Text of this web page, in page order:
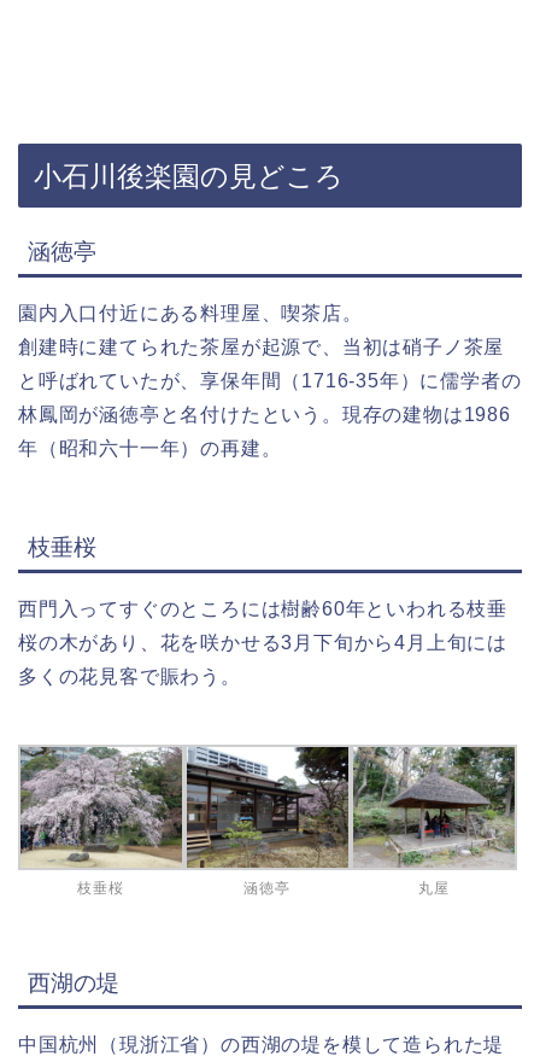
小石川後楽園の見どころ
涵徳亭
園内入口付近にある料理屋、喫茶店。
創建時に建てられた茶屋が起源で、当初は硝子ノ茶屋
と呼ばれていたが、享保年間（1716-35年）に儒学者の
林鳳岡が涵徳亭と名付けたという。現存の建物は1986
年（昭和六十一年）の再建。
枝垂桜
西門入ってすぐのところには樹齢60年といわれる枝垂
桜の木があり、花を咲かせる3月下旬から4月上旬には
多くの花見客で賑わう。
枝垂桜 涵徳亭 丸屋
西湖の堤
中国杭州（現浙江省）の西湖の堤を模して造られた堤